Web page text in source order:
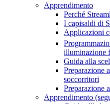
Apprendimento
Perché
I capisaldi di
Applicazioni
illuminazione
Guida alla
Preparazione
soccorritori
Preparazione
Apprendimento